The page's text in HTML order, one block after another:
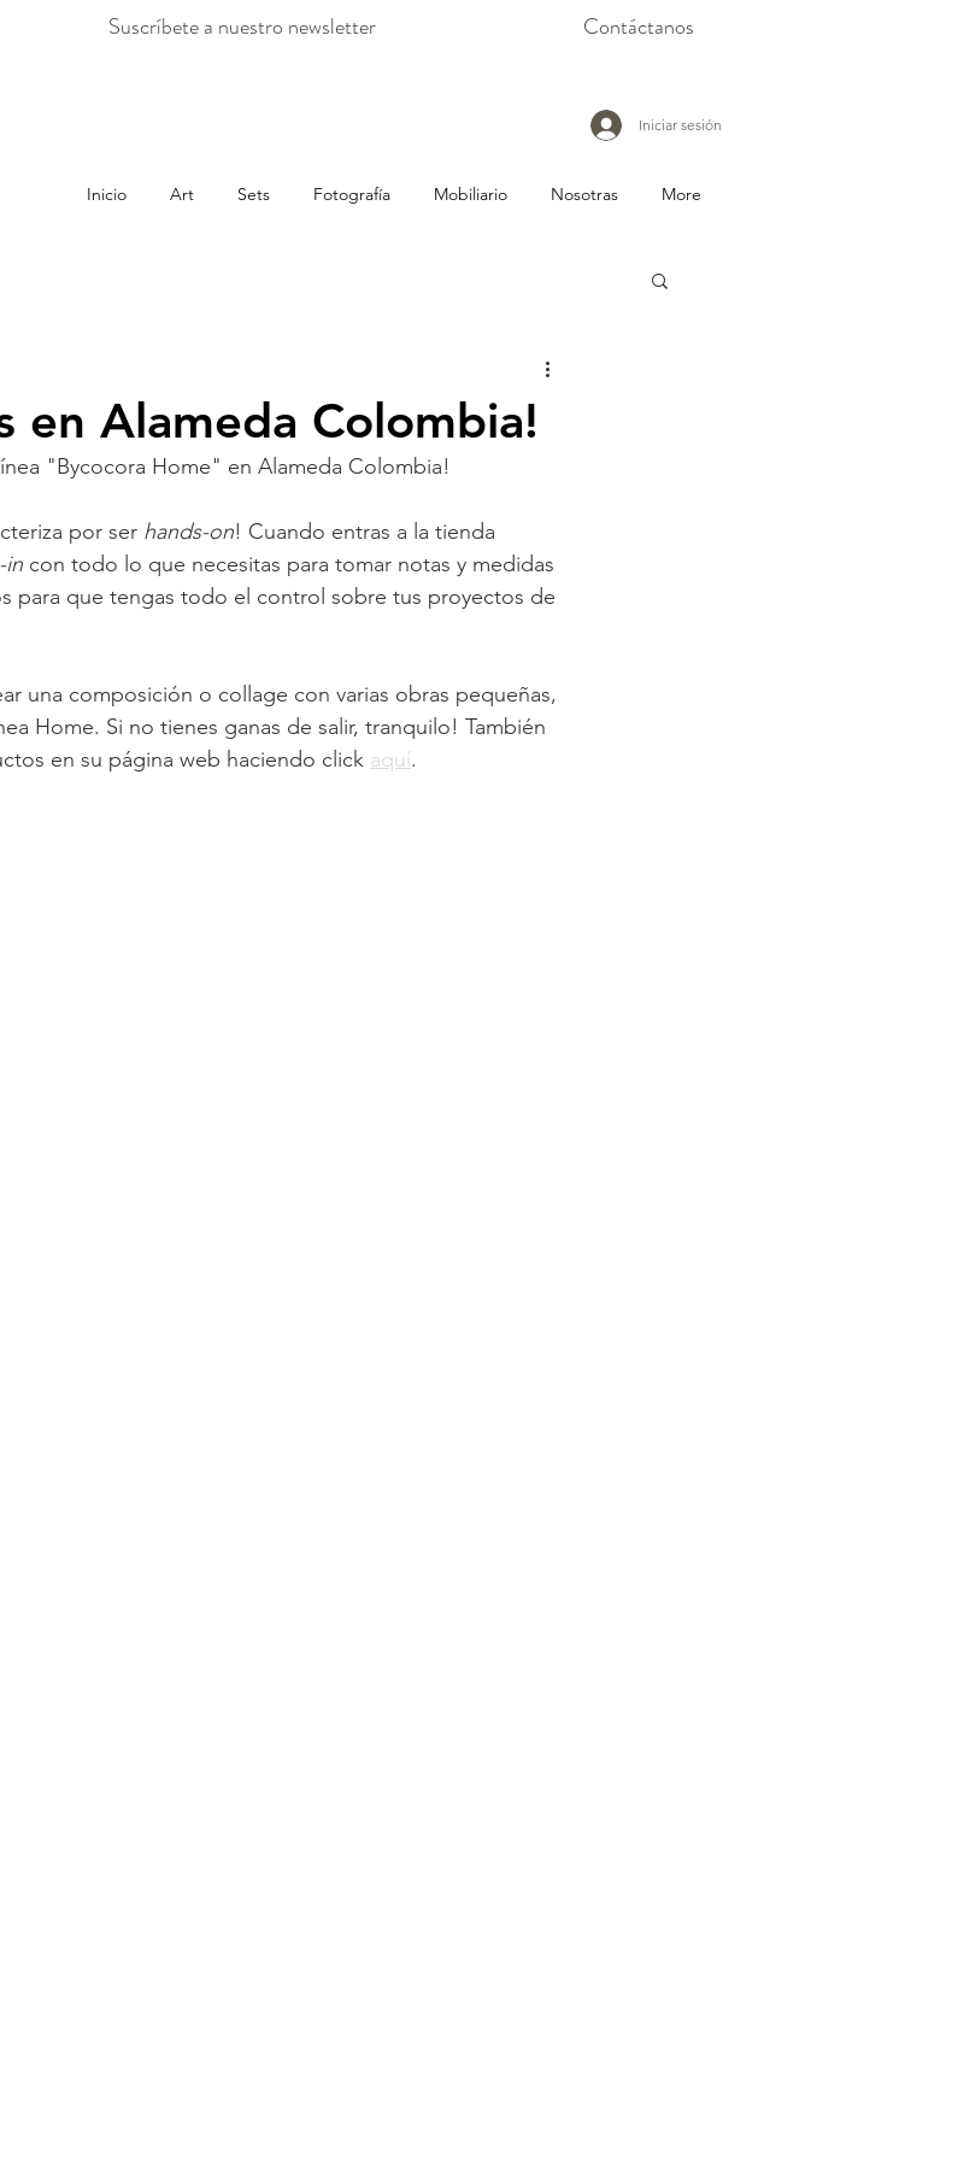
Suscríbete a nuestro newsletter Contáctanos
Iniciar sesión
Inicio Art Sets Fotografía Mobiliario Nosotras More
en Alameda Colombia!
"Bycocora Home" en Alameda Colombia!
por ser hands-on! Cuando entras a la tienda
in con todo lo que necesitas para tomar notas y medidas
para que tengas todo el control sobre tus proyectos de
una composición o collage con varias obras pequeñas,
Home. Si no tienes ganas de salir, tranquilo! También
en su página web haciendo click aquí.